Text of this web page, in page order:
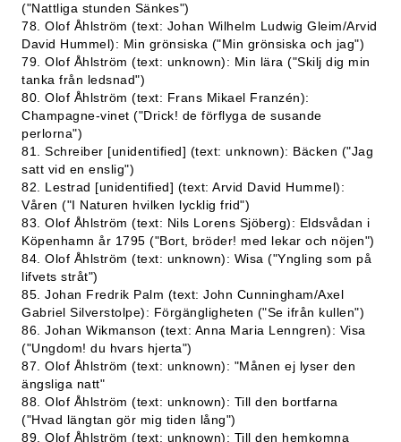
("Nattliga stunden Sänkes")
78. Olof Åhlström (text: Johan Wilhelm Ludwig Gleim/Arvid
David Hummel): Min grönsiska ("Min grönsiska och jag")
79. Olof Åhlström (text: unknown): Min lära ("Skilj dig min
tanka från ledsnad")
80. Olof Åhlström (text: Frans Mikael Franzén):
Champagne-vinet ("Drick! de förflyga de susande
perlorna")
81. Schreiber [unidentified] (text: unknown): Bäcken ("Jag
satt vid en enslig")
82. Lestrad [unidentified] (text: Arvid David Hummel):
Våren ("I Naturen hvilken lycklig frid")
83. Olof Åhlström (text: Nils Lorens Sjöberg): Eldsvådan i
Köpenhamn år 1795 ("Bort, bröder! med lekar och nöjen")
84. Olof Åhlström (text: unknown): Wisa ("Yngling som på
lifvets stråt")
85. Johan Fredrik Palm (text: John Cunningham/Axel
Gabriel Silverstolpe): Förgängligheten ("Se ifrån kullen")
86. Johan Wikmanson (text: Anna Maria Lenngren): Visa
("Ungdom! du hvars hjerta")
87. Olof Åhlström (text: unknown): "Månen ej lyser den
ängsliga natt"
88. Olof Åhlström (text: unknown): Till den bortfarna
("Hvad längtan gör mig tiden lång")
89. Olof Åhlström (text: unknown): Till den hemkomna